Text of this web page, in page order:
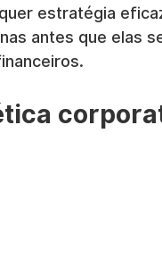
estratégia
antes que elas